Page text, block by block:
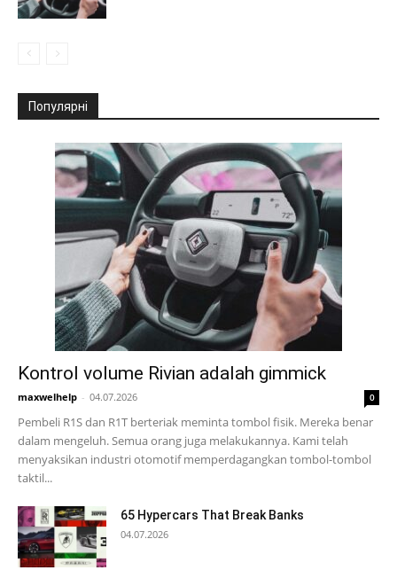
Популярні
Kontrol volume Rivian adalah gimmick
maxwelhelp - 04.07.2026 0
Pembeli R1S dan R1T berteriak meminta tombol fisik. Mereka benar
dalam mengeluh. Semua orang juga melakukannya. Kami telah
menyaksikan industri otomotif memperdagangkan tombol-tombol
taktil...
65 Hypercars That Break Banks
04.07.2026